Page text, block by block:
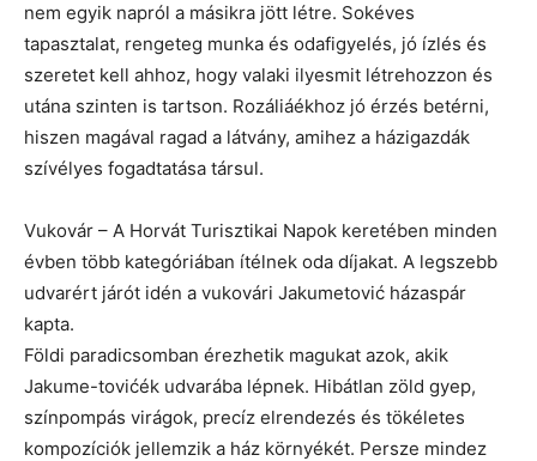
nem egyik napról a másikra jött létre. Sokéves
tapasztalat, rengeteg munka és odafigyelés, jó ízlés és
szeretet kell ahhoz, hogy valaki ilyesmit létrehozzon és
utána szinten is tartson. Rozáliáékhoz jó érzés betérni,
hiszen magával ragad a látvány, amihez a házigazdák
szívélyes fogadtatása társul.
Vukovár – A Horvát Turisztikai Napok keretében minden
évben több kategóriában ítélnek oda díjakat. A legszebb
udvarért járót idén a vukovári Jakumetović házaspár
kapta.
Földi paradicsomban érezhetik magukat azok, akik
Jakume-tovićék udvarába lépnek. Hibátlan zöld gyep,
színpompás virágok, precíz elrendezés és tökéletes
kompozíciók jellemzik a ház környékét. Persze mindez